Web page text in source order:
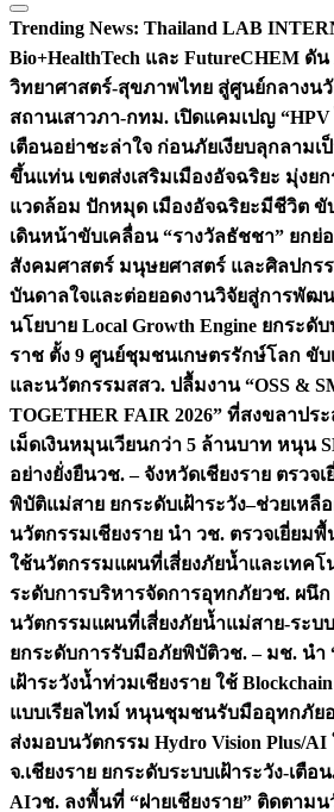
Trending News: Thailand LAB
Bio+HealthTech และ FutureCHEM ดั
วิทยาศาสตร์-สุขภาพไทย สู่ศูนย์กลางน
สถานเสาวภา-กทม. เปิดแคมเปญ
เตือนอย่าชะล่าใจ ก่อนภัยเงียบลุกลามเ
ขึ้นแท่น เขตส่งเสริมเมืองอัจฉริยะ มุ่งย
แวดล้อม ปักหมุด เมืองอัจฉริยะมีชีวิต ขั
เดินหน้าขับเคลื่อน “รางวัลธัชชา” ยก
สังคมศาสตร์ มนุษยศาสตร์ และศิลปกร
บันดาลใจและต่อยอดงานวิจัยสู่การพัฒ
นโยบาย Local Growth Engine ยกระ
ราช ตั้ง 9 ศูนย์ชุมชนเกษตรรักษ์โลก ขับ
และนวัตกรรมสสว. ปลื้มงาน “OSS &
TOGETHER FAIR 2026” ที่สงขลาปร
เม็ดเงินหมุนเวียนกว่า 5 ล้านบาท หนุน
อย่างยั่งยืนวช. – จังหวัดเชียงราย ตรว
พิบัติแม่สาย ยกระดับเฝ้าระวัง–ช่วยเหลื
นวัตกรรมเชียงราย นำ วช. ตรวจเยี่ยม
ใช้นวัตกรรมแผนที่เสี่ยงภัยน้ำและเทค
ระดับการบริหารจัดการอุทกภัยวช. ผนึก
นวัตกรรมแผนที่เสี่ยงภัยน้ำแม่สาย-ระบ
ยกระดับการรับมือภัยพิบัติวช. – มช. นำ
เฝ้าระวังน้ำท่วมเชียงราย ใช้
แบบเรียลไทม์ หนุนชุมชนรับมืออุทกภัย
ส่งมอบนวัตกรรม Hydro Vision Plus/AI
จ.เชียงราย ยกระดับระบบเฝ้าระวัง-เตื
AIวช. ลงพื้นที่ “ฝายเชียงราย” ติดตาม